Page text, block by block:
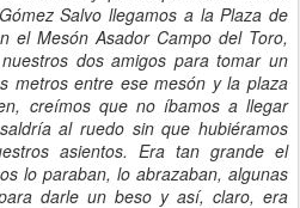
Salvo llegamos a la Plaza de
el Mesón Asador Campo del Toro,
dos amigos para tomar un
metros entre ese mesón y la plaza
creímos que no íbamos a llegar
al ruedo sin que hubiéramos
asientos. Era tan grande el
lo paraban, lo abrazaban, algunas
darle un beso y así, claro, era